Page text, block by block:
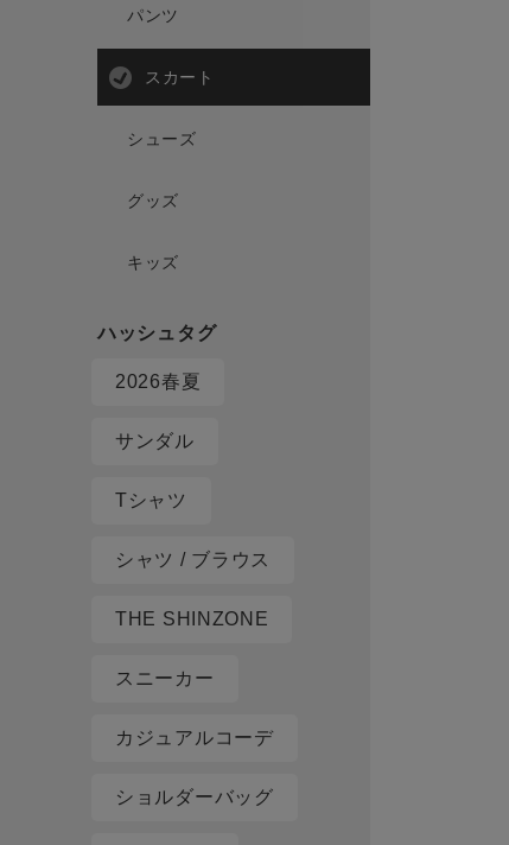
パンツ
スカート
シューズ
グッズ
キッズ
2026春夏
サンダル
Tシャツ
シャツ / ブラウス
THE SHINZONE
スニーカー
カジュアルコーデ
ショルダーバッグ